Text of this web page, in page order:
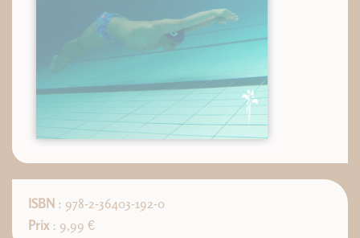
ISBN : 978-2-36403-192-0
Prix: 9,99 €